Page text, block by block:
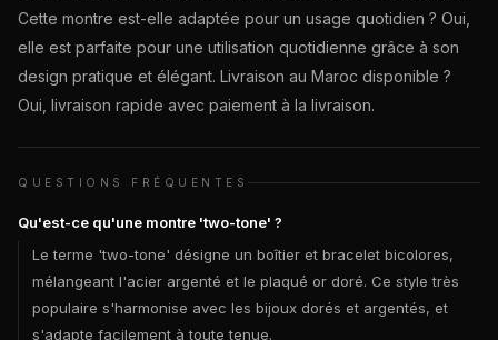
Cette montre est-elle adaptée pour un usage quotidien ? Oui,
elle est parfaite pour une utilisation quotidienne grâce à son
design pratique et élégant. Livraison au Maroc disponible ?
Oui, livraison rapide avec paiement à la livraison.
QUESTIONS FRÉQUENTES
Qu'est-ce qu'une montre 'two-tone' ?
Le terme 'two-tone' désigne un boîtier et bracelet bicolores,
mélangeant l'acier argenté et le plaqué or doré. Ce style très
populaire s'harmonise avec les bijoux dorés et argentés, et
s'adapte facilement à toute tenue.